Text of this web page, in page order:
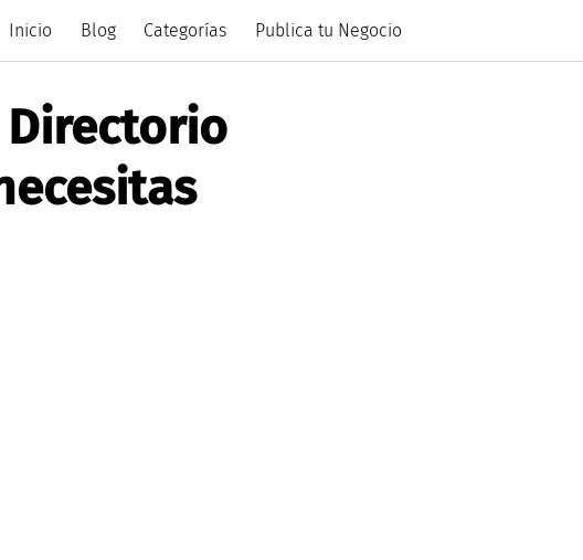
Inicio Blog Categorías Publica tu Negocio
Directorio